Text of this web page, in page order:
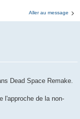
Aller au message
Dead Space Remake.
l'approche de la non-